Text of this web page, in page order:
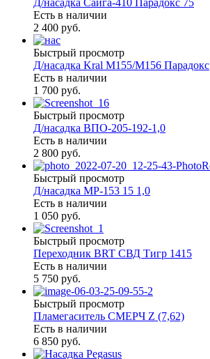
Д/насадка Сайга-410 Парадокс 75
Есть в наличии
2 400 руб.
Быстрый просмотр
Д/насадка Kral М155/M156 Парадокс
Есть в наличии
1 700 руб.
Быстрый просмотр
Д/насадка ВПО-205-192-1,0
Есть в наличии
2 800 руб.
Быстрый просмотр
Д/насадка МР-153 15 1,0
Есть в наличии
1 050 руб.
Быстрый просмотр
Переходник BRT СВД Тигр 1415
Есть в наличии
5 750 руб.
Быстрый просмотр
Пламегаситель СМЕРЧ Z (7,62)
Есть в наличии
6 850 руб.